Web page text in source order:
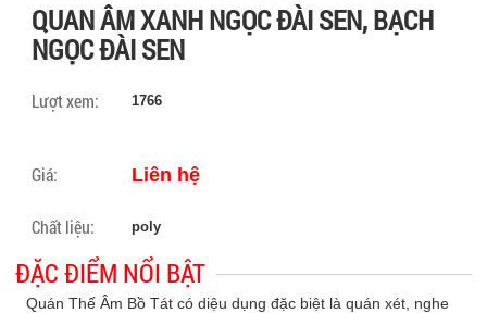
QUAN ÂM XANH NGỌC ĐÀI SEN, BẠCH
NGỌC ĐÀI SEN
Lượt xem: 1766
Giá: Liên hệ
Chất liệu: poly
ĐẶC ĐIỂM NỔI BẬT
Quán Thế Âm Bồ Tát có diệu dụng đặc biệt là quán xét, nghe